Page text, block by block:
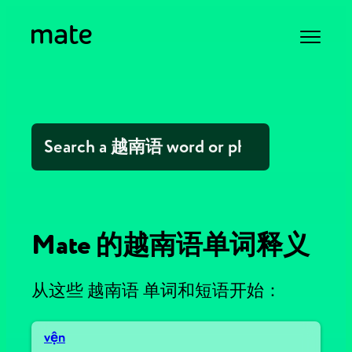
Mate 的越南语单词释义
从这些 越南语 单词和短语开始：
vện